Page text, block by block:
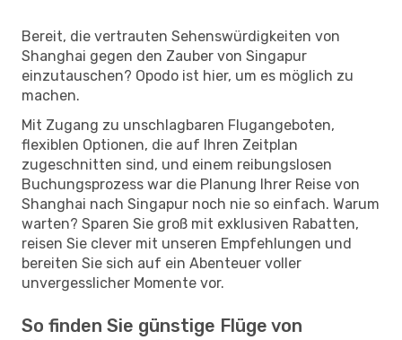
Bereit, die vertrauten Sehenswürdigkeiten von
Shanghai gegen den Zauber von Singapur
einzutauschen? Opodo ist hier, um es möglich zu
machen.
Mit Zugang zu unschlagbaren Flugangeboten,
flexiblen Optionen, die auf Ihren Zeitplan
zugeschnitten sind, und einem reibungslosen
Buchungsprozess war die Planung Ihrer Reise von
Shanghai nach Singapur noch nie so einfach. Warum
warten? Sparen Sie groß mit exklusiven Rabatten,
reisen Sie clever mit unseren Empfehlungen und
bereiten Sie sich auf ein Abenteuer voller
unvergesslicher Momente vor.
So finden Sie günstige Flüge von